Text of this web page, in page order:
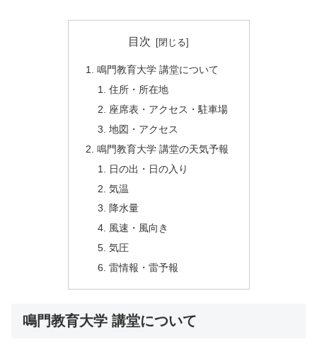
目次
鳴門教育大学 講堂について
住所・所在地
座席表・アクセス・駐車場
地図・アクセス
鳴門教育大学 講堂の天気予報
日の出・日の入り
気温
降水量
風速・風向き
気圧
雷情報・雷予報
鳴門教育大学 講堂について